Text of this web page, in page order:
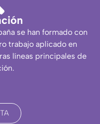
se han formado con
trabajo aplicado en
líneas principales de